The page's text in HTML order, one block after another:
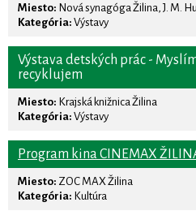
Miesto: Nová synagóga Žilina, J. M.
Kategória: Výstavy
Výstava detských prác -
recyklujem
Miesto: Krajská knižnica Žilina
Kategória: Výstavy
Program kina CINEMAX
Miesto: ZOC MAX Žilina
Kategória: Kultúra